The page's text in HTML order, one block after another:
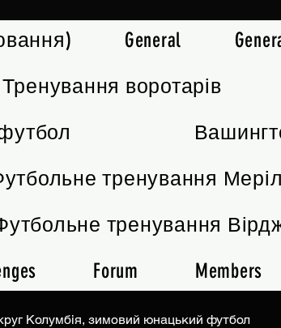
General
Тренування воротарів
тренування
тренування
Forum Members
Колумбія, зимовий юнацький футбол